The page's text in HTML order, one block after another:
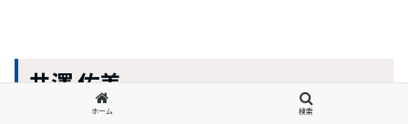
井澤 佑美
ホーム 検索